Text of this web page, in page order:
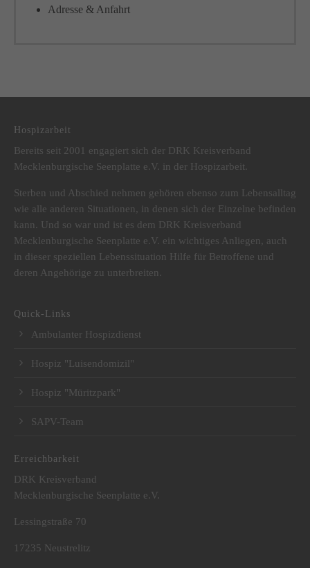
Adresse & Anfahrt
Hospizarbeit
Bereits seit 2001 engagiert sich der DRK Kreisverband
Mecklenburgische Seenplatte e.V. in der Hospizarbeit.
Sterben und Abschied nehmen gehören ebenso zum Lebensalltag
wie alle anderen Situationen, in denen sich der Einzelne befinden
kann. Und so war und ist es dem DRK Kreisverband
Mecklenburgische Seenplatte e.V. ein wichtiges Anliegen, auch
in dieser speziellen Lebenssituation Hilfe für Betroffene und
deren Angehörige zu unterbreiten.
Quick-Links
Ambulanter Hospizdienst
Hospiz "Luisendomizil"
Hospiz "Müritzpark"
SAPV-Team
Erreichbarkeit
DRK Kreisverband
Mecklenburgische Seenplatte e.V.
Lessingstraße 70
17235 Neustrelitz